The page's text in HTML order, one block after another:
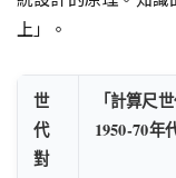
上」。
世
代
對
「計算尺
1950-70年